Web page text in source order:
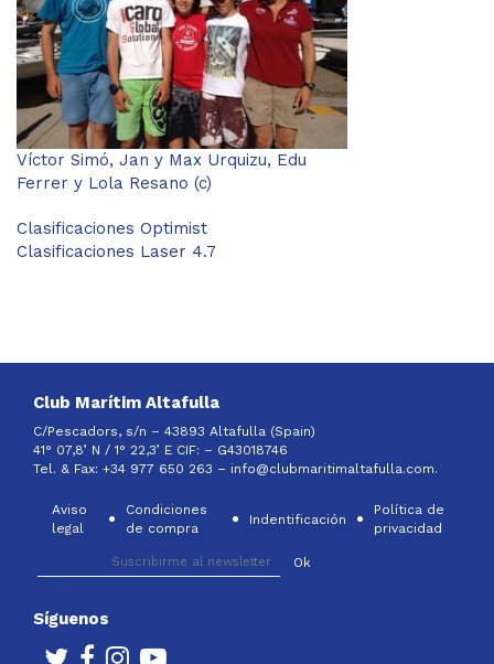
Víctor Simó, Jan y Max Urquizu, Edu
Ferrer y Lola Resano (c)
Clasificaciones Optimist
Clasificaciones Laser 4.7
Club Marítim Altafulla
C/Pescadors, s/n – 43893 Altafulla (Spain)
41° 07,8’ N / 1° 22,3’ E CIF: – G43018746
Tel. & Fax: +34 977 650 263 – info@clubmaritimaltafulla.com.
Aviso
legal
Condiciones
de compra
Indentificación
Política de
privacidad
Síguenos